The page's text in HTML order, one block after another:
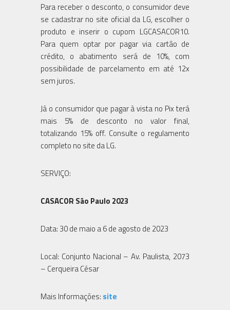
Para receber o desconto, o consumidor deve
se cadastrar no site oficial da LG, escolher o
produto e inserir o cupom LGCASACOR10.
Para quem optar por pagar via cartão de
crédito, o abatimento será de 10%, com
possibilidade de parcelamento em até 12x
sem juros.
Já o consumidor que pagar à vista no Pix terá
mais 5% de desconto no valor final,
totalizando 15% off. Consulte o regulamento
completo no site da LG.
SERVIÇO:
CASACOR São Paulo 2023
Data: 30 de maio a 6 de agosto de 2023
Local: Conjunto Nacional – Av. Paulista, 2073
– Cerqueira César
Mais Informações: site